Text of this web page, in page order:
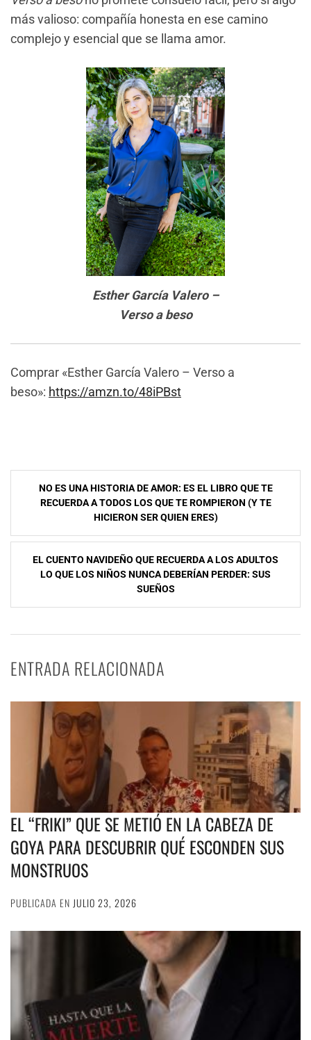
más valioso: compañía honesta en ese camino
complejo y esencial que se llama amor.
Esther García Valero –
Verso a beso
Comprar «Esther García Valero – Verso a
beso»: https://amzn.to/48iPBst
Navegación
entradas
NO ES UNA HISTORIA DE AMOR: ES EL LIBRO QUE TE
RECUERDA A TODOS LOS QUE TE ROMPIERON (Y TE
HICIERON SER QUIEN ERES)
EL CUENTO NAVIDEÑO QUE RECUERDA A LOS ADULTOS
LO QUE LOS NIÑOS NUNCA DEBERÍAN PERDER: SUS
SUEÑOS
ENTRADA RELACIONADA
EL “FRIKI” QUE SE METIÓ EN LA CABEZA DE
GOYA PARA DESCUBRIR QUÉ ESCONDEN SUS
MONSTRUOS
PUBLICADA EN JULIO 23, 2026